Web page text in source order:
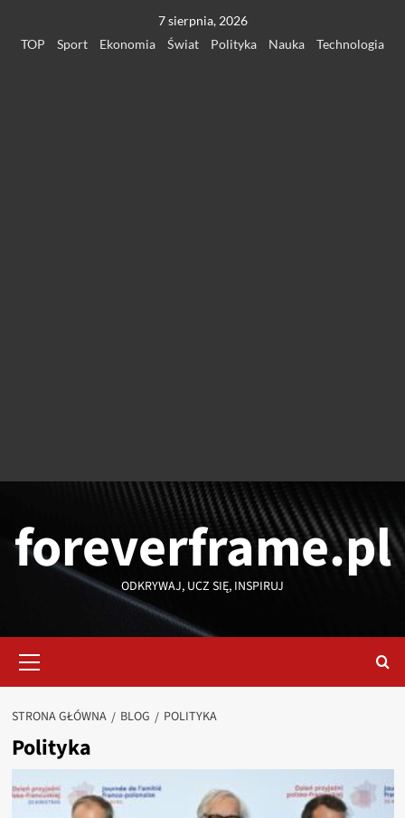
7 sierpnia, 2026
TOP
Sport Ekonomia Świat Polityka Nauka Technologia
foreverframe.pl
ODKRYWAJ, UCZ SIĘ, INSPIRUJ
główne
STRONA GŁÓWNA BLOG POLITYKA
Polityka